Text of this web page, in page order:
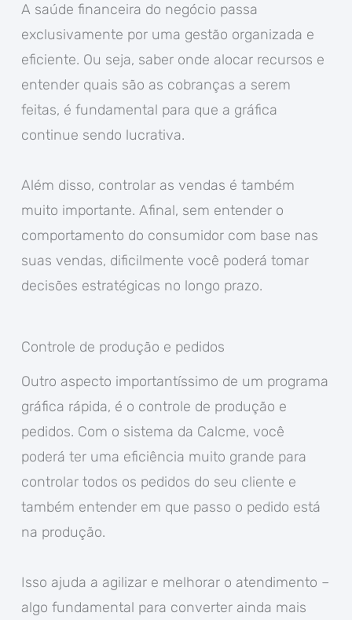
A saúde financeira do negócio passa
exclusivamente por uma gestão organizada e
eficiente. Ou seja, saber onde alocar recursos e
entender quais são as cobranças a serem
feitas, é fundamental para que a gráfica
continue sendo lucrativa.
Além disso, controlar as vendas é também
muito importante. Afinal, sem entender o
comportamento do consumidor com base nas
suas vendas, dificilmente você poderá tomar
decisões estratégicas no longo prazo.
Controle de produção e pedidos
Outro aspecto importantíssimo de um programa
gráfica rápida, é o controle de produção e
pedidos. Com o sistema da Calcme, você
poderá ter uma eficiência muito grande para
controlar todos os pedidos do seu cliente e
também entender em que passo o pedido está
na produção.
Isso ajuda a agilizar e melhorar o atendimento –
algo fundamental para converter ainda mais